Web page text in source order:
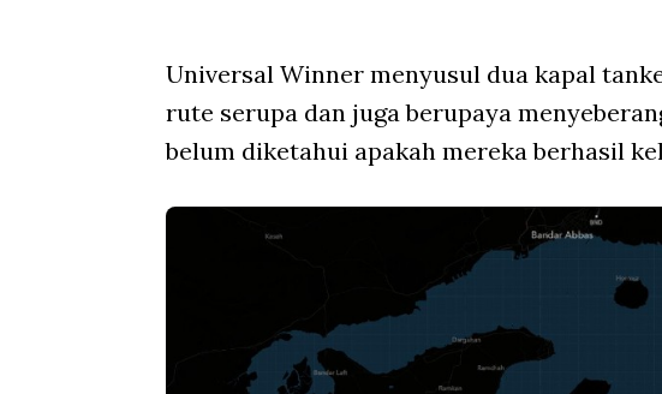
Universal Winner menyusul dua kapal
rute serupa dan juga berupaya
belum diketahui apakah mereka berhasil